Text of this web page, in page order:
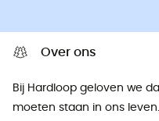
Over ons
Bij Hardloop geloven we
moeten staan ​​in ons